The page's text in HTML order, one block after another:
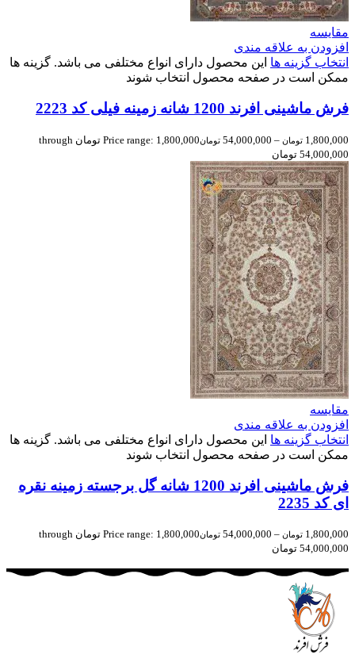
مقایسه
افزودن به علاقه مندی
انتخاب گزینه ها این محصول دارای انواع مختلفی می باشد. گزینه ها
ممکن است در صفحه محصول انتخاب شوند
فرش ماشینی افرند 1200 شانه زمینه فیلی کد 2223
1,800,000 تومان –
54,000,000 تومان
Price range: 1,800,000 تومان through
54,000,000 تومان
مقایسه
افزودن به علاقه مندی
انتخاب گزینه ها این محصول دارای انواع مختلفی می باشد. گزینه ها
ممکن است در صفحه محصول انتخاب شوند
فرش ماشینی افرند 1200 شانه گل برجسته زمینه نقره
ای کد 2235
1,800,000 تومان –
54,000,000 تومان
Price range: 1,800,000 تومان through
54,000,000 تومان